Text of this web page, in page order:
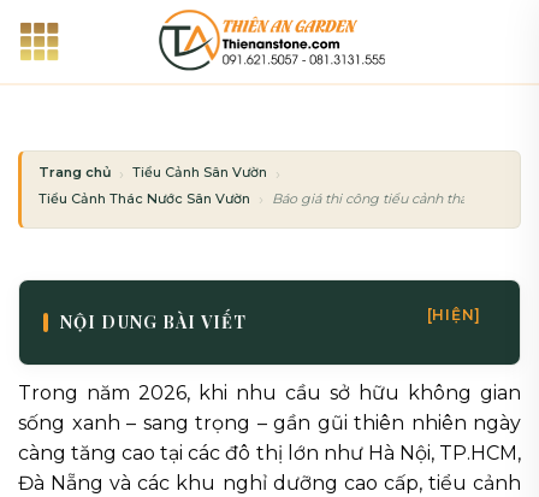
qua
Trang chủ
Tiểu Cảnh Sân Vườn
Tiểu Cảnh Thác Nước Sân Vườn
Báo giá thi công tiểu cảnh thác nước
NỘI DUNG BÀI VIẾT [HIỆN]
Trong năm 2026, khi nhu cầu sở hữu không gian
sống xanh – sang trọng – gần gũi thiên nhiên ngày
càng tăng cao tại các đô thị lớn như Hà Nội, TP.HCM,
Đà Nẵng và các khu nghỉ dưỡng cao cấp, tiểu cảnh